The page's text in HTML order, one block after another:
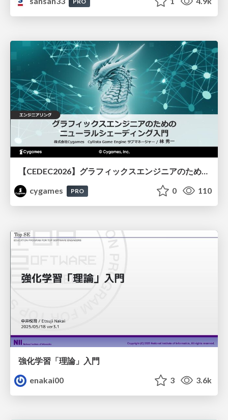
【CEDEC2026】グラフィックスエンジニアのためのニューラルシェーディング入門
cygames
PRO 0 110
強化学習「理論」入門
enakai00
3 3.6k